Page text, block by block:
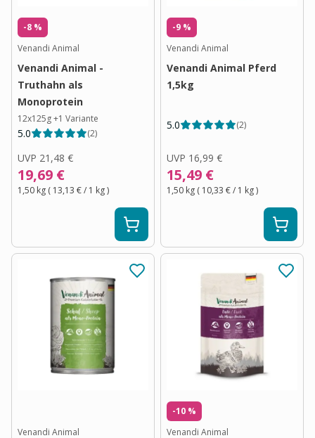
-8 %
Venandi Animal
Venandi Animal -
Truthahn als
Monoprotein
12x125g+1 Variante
5.0 (2)
UVP 21,48 €
19,69 €
1,50 kg ( 13,13 €/ 1 kg)
-9 %
Venandi Animal
Venandi Animal Pferd
1,5kg
5.0 (2)
UVP 16,99 €
15,49 €
1,50 kg ( 10,33 €/ 1 kg)
Venandi Animal
-10 %
Venandi Animal